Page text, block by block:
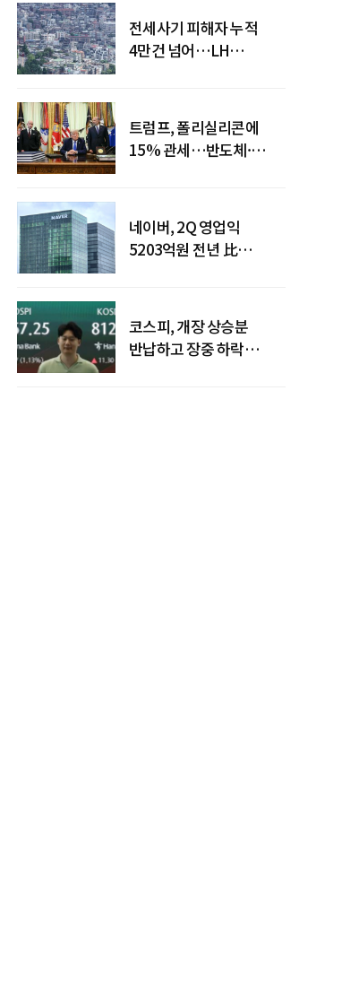
전세사기 피해자 누적
4만건 넘어…LH
트럼프, 폴리실리콘에
15% 관세…반도체·
네이버, 2Q 영업익
5203억원 전년 比
코스피, 개장 상승분
반납하고 장중 하락